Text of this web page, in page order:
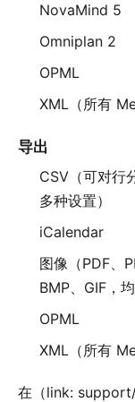
NovaMind 5
Omniplan 2
OPML
XML（所有
导出
CSV（可对行
多种设置）
iCalendar
图像（PDF、
BMP、GIF，
OPML
XML（所有
在（link: